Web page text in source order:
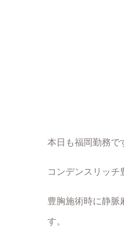
本日も福岡勤務で
コンデンスリッ
豊胸施術時に静
す。